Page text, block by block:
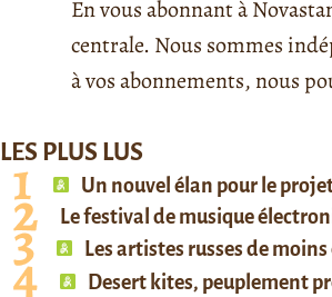
En vous abonnant à
centrale. Nous sommes
à vos abonnements, nous
LES PLUS LUS
Un nouvel élan pour le
Le festival de musique
Les artistes russes de
Desert kites, peuplement